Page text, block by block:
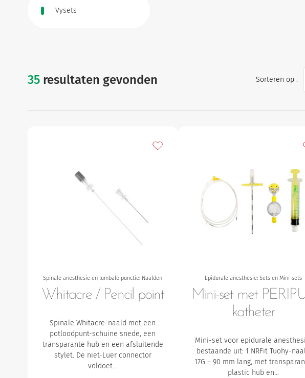
Vysets
35resultaten gevonden Sorteren op :
Spinale anesthesie en lumbale punctie: Naalden
Whitacre / Pencil point
Spinale Whitacre-naald met een
potloodpunt-schuine snede, een
transparante hub en een afsluitende
stylet. De niet-Luer connector
voldoet…
Toevoegen aan mijn favorieten
Epidurale anesthesie: Sets en Mini-sets
Mini-set met
katheter
Mini-set voor epidurale
bestaande uit: 1 NRFit Tuohy-
17G – 90 mm lang, met
plastic hub en…